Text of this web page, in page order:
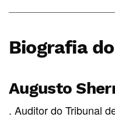
Biografia
Augusto
. Auditor do Tribunal